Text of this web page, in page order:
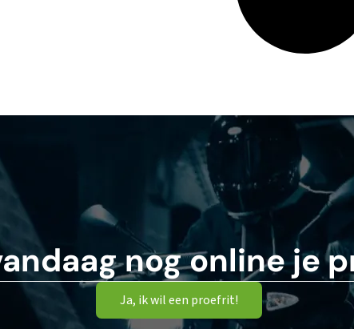
nog online je
Ja, ik wil een proefrit!